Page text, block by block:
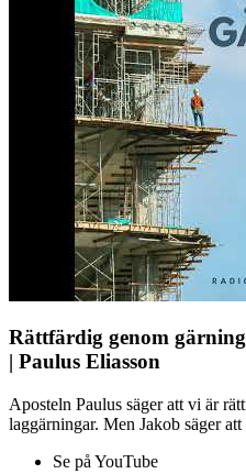
Rättfärdig genom
| Paulus Eliasson
Aposteln Paulus säger att vi är
laggärningar. Men Jakob säger
Se på YouTube